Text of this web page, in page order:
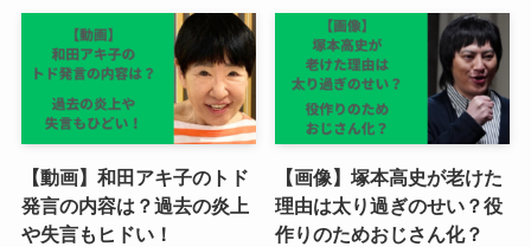
【動画】和田アキ子のトド
発言の内容は？過去の炎上
や失言もヒドい！
【画像】塚本高史が老けた
理由は太り過ぎのせい？役
作りのためおじさん化？